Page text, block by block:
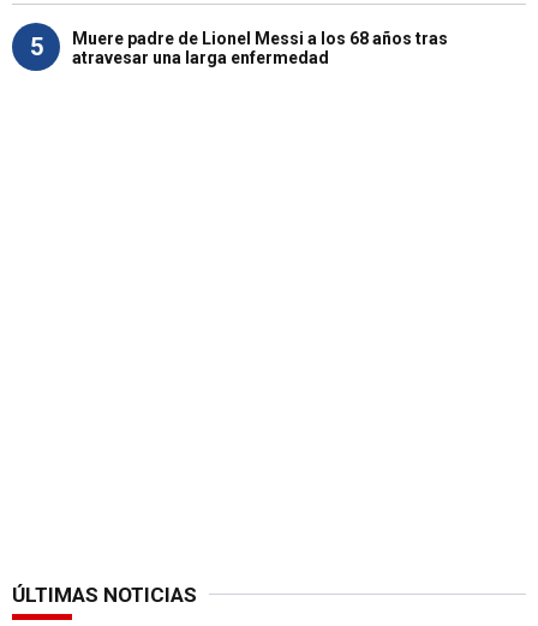
5
Muere padre de Lionel Messi a los 68 años tras
atravesar una larga enfermedad
ÚLTIMAS NOTICIAS